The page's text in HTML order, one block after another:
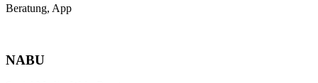
Beratung, App
NABU